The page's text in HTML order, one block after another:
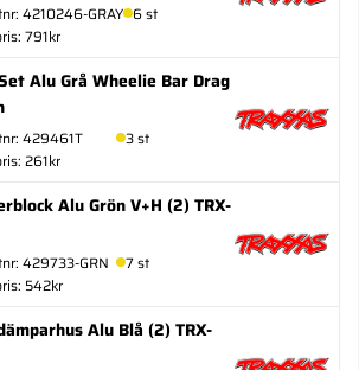
4210246-GRAY 6 st
791kr
Alu Grå Wheelie Bar Drag
429461T
3 st
261kr
Alu Grön V+H (2) TRX-
429733-GRN
7 st
542kr
Alu Blå (2) TRX-